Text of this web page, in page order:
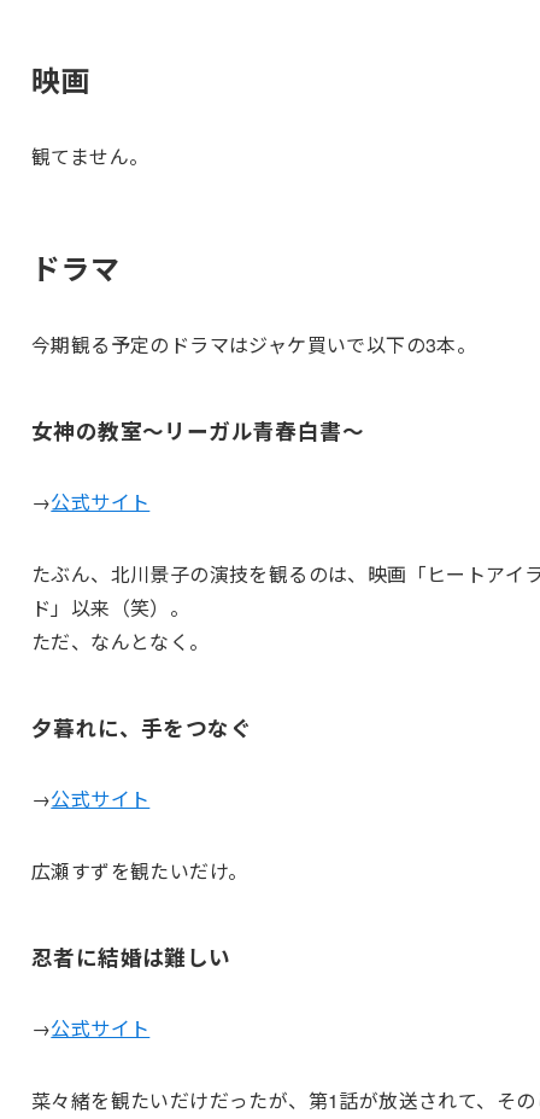
映画
観てません。
ドラマ
今期観る予定のドラマはジャケ買いで以下の3本。
女神の教室～リーガル青春白書～
→公式サイト
たぶん、北川景子の演技を観るのは、映画「ヒートアイ
ド」以来（笑）。
ただ、なんとなく。
夕暮れに、手をつなぐ
→公式サイト
広瀬すずを観たいだけ。
忍者に結婚は難しい
→公式サイト
菜々緒を観たいだけだったが、第1話が放送されて、そ